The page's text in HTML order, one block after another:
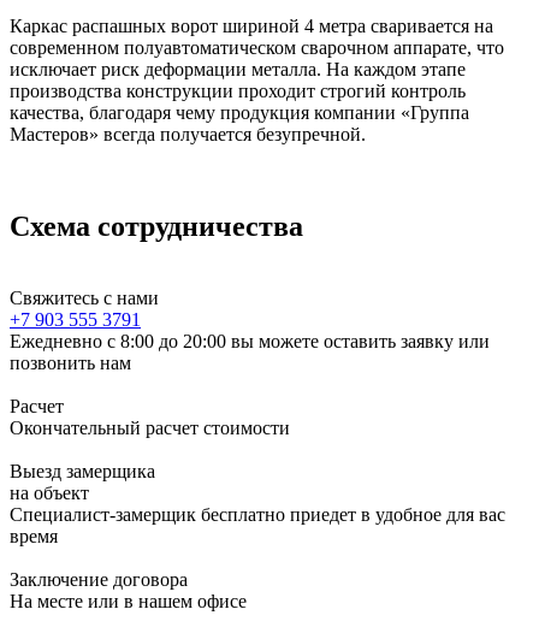
Каркас распашных ворот шириной 4 метра сваривается на
современном полуавтоматическом сварочном аппарате, что
исключает риск деформации металла. На каждом этапе
производства конструкции проходит строгий контроль
качества, благодаря чему продукция компании «Группа
Мастеров» всегда получается безупречной.
Схема сотрудничества
Свяжитесь с нами
+7 903 555 3791
Ежедневно с 8:00 до 20:00 вы можете оставить заявку или
позвонить нам
Расчет
Окончательный расчет стоимости
Выезд замерщика
на объект
Специалист-замерщик бесплатно приедет в удобное для вас
время
Заключение договора
На месте или в нашем офисе